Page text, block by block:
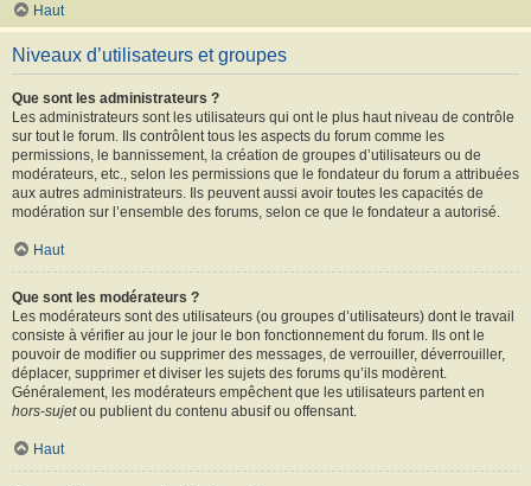
Haut
Niveaux d’utilisateurs et groupes
Que sont les administrateurs ?
Les administrateurs sont les utilisateurs qui ont le plus haut niveau de contrôle
sur tout le forum. Ils contrôlent tous les aspects du forum comme les
permissions, le bannissement, la création de groupes d’utilisateurs ou de
modérateurs, etc., selon les permissions que le fondateur du forum a attribuées
aux autres administrateurs. Ils peuvent aussi avoir toutes les capacités de
modération sur l’ensemble des forums, selon ce que le fondateur a autorisé.
Haut
Que sont les modérateurs ?
Les modérateurs sont des utilisateurs (ou groupes d’utilisateurs) dont le travail
consiste à vérifier au jour le jour le bon fonctionnement du forum. Ils ont le
pouvoir de modifier ou supprimer des messages, de verrouiller, déverrouiller,
déplacer, supprimer et diviser les sujets des forums qu’ils modèrent.
Généralement, les modérateurs empêchent que les utilisateurs partent en
hors-sujetou publient du contenu abusif ou offensant.
Haut